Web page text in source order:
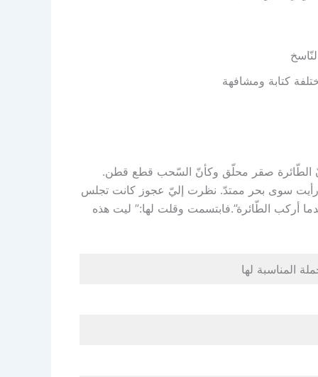
كتابة ومشافهة
الطّائرة صقر محلّق وكأنّ السّحب قطع قطن.
رأيت سوى بحر ممتدّ. نظرت إليّ عجوز كانت تجلس
أركب الطّائرة”.فابتسمت وقلت لها:” ليت هذه
المناسبة لها